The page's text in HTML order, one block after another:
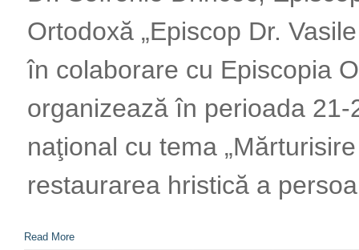
Ortodoxă „Episcop Dr.
în colaborare cu Episcopia
organizează în perioada
naţional cu tema
restaurarea hristică a
Read More